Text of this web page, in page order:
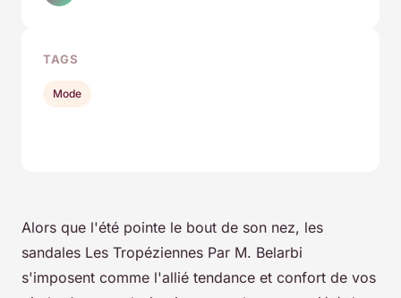
Alors que l'été pointe le bout de son nez, les
sandales Les Tropéziennes Par M. Belarbi
s'imposent comme l'allié tendance et confort de vos
TAGS
Mode